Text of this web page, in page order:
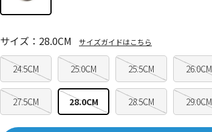
24.5CM 25.0CM 25.5CM 26.0CM
27.5CM 28.0CM 28.5CM 29.0CM
サイズ：28.0CM サイズガイドはこちら